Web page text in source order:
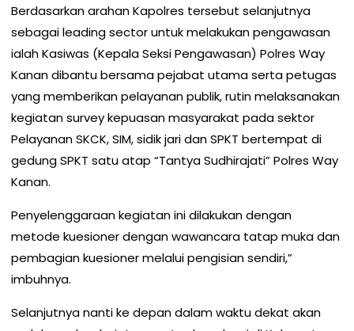
Berdasarkan arahan Kapolres tersebut selanjutnya
sebagai leading sector untuk melakukan pengawasan
ialah Kasiwas (Kepala Seksi Pengawasan) Polres Way
Kanan dibantu bersama pejabat utama serta petugas
yang memberikan pelayanan publik, rutin melaksanakan
kegiatan survey kepuasan masyarakat pada sektor
Pelayanan SKCK, SIM, sidik jari dan SPKT bertempat di
gedung SPKT satu atap “Tantya Sudhirajati” Polres Way
Kanan.
Penyelenggaraan kegiatan ini dilakukan dengan
metode kuesioner dengan wawancara tatap muka dan
pembagian kuesioner melalui pengisian sendiri,”
imbuhnya.
Selanjutnya nanti ke depan dalam waktu dekat akan